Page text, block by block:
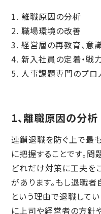
離職原因の分析
職場環境の改善
経営層の再教育、意
新入社員の定着・戦
人事課題専門のプロ
1、離職原因の分析
連鎖退職を防ぐ上で最
に把握することです。問
どれだけ対策に工夫を
があります。もし退職者
という理由で退職して
に上司や経営者の方針